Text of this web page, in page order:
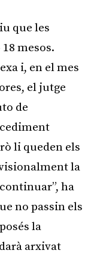
que les
mesos.
i, en el mes
el jutge
de
li queden els
la
ha
no passin els
la
arxivat